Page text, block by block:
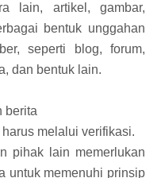
lain, artikel, gambar,
bentuk unggahan
seperti blog, forum,
dan bentuk lain.
berita
melalui verifikasi.
pihak lain memerlukan
untuk memenuhi prinsip